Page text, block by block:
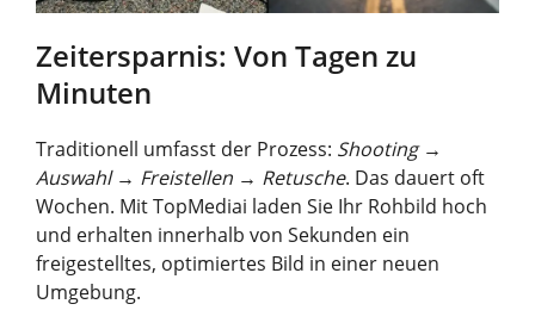
Zeitersparnis: Von Tagen zu
Minuten
Traditionell umfasst der Prozess: Shooting →
Auswahl → Freistellen → Retusche. Das dauert oft
Wochen. Mit TopMediai laden Sie Ihr Rohbild hoch
und erhalten innerhalb von Sekunden ein
freigestelltes, optimiertes Bild in einer neuen
Umgebung.